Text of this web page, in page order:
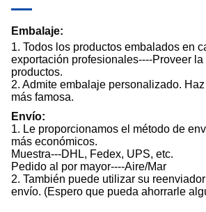
Embalaje:
1. Todos los productos embalados en
exportación profesionales----Proveer
productos.
2. Admite embalaje personalizado.
más famosa.
Envío:
1. Le proporcionamos el método de
más económicos.
Muestra---DHL, Fedex, UPS, etc.
Pedido al por mayor----Aire/Mar
2. También puede utilizar su
envío. (Espero que pueda ahorrarle